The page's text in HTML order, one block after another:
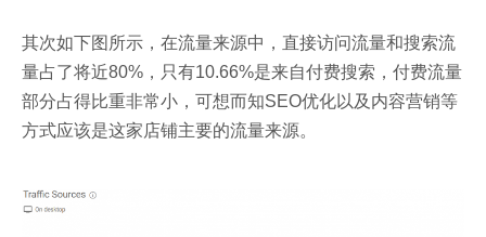
其次如下图所示，在流量来源中，直接访问流量和搜索流
量占了将近80%，只有10.66%是来自付费搜索，付费流量
部分占得比重非常小，可想而知SEO优化以及内容营销等
方式应该是这家店铺主要的流量来源。